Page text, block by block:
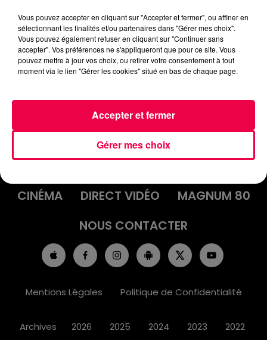
podcasts/2022/11/ASTROTOP-251122.mp3
ACCUEIL INFOS
EMISSIONS
CINÉMA
DIRECT VIDÉO
MAGNUM 80
NOUS CONTACTER
Mentions Légales Politique de Confidentialité
Archives 2026 2025 2024 2023 2022
Vous pouvez accepter en cliquant sur "Accepter et fermer", ou affiner en
sélectionnant les finalités et/ou partenaires dans "Gérer mes choix".
Vous pouvez également refuser en cliquant sur "Continuer sans
accepter". Vos préférences ne s'appliqueront que pour ce site. Vous
pouvez mettre à jour vos choix, ou retirer votre consentement à tout
moment via le lien "Gérer les cookies" situé en bas de chaque page.
Gérer mes choix
Accepter et fermer